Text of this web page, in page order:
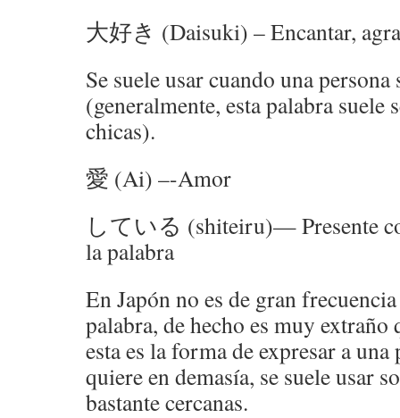
大好き (Daisuki) – Encantar,
Se suele usar cuando una persona
(generalmente, esta palabra suele
chicas).
愛 (Ai) –-Amor
している (shiteiru)— Presente
la palabra
En Japón no es de gran frecuencia
palabra, de hecho es muy extraño
esta es la forma de expresar a una
quiere en demasía, se suele usar
bastante cercanas.